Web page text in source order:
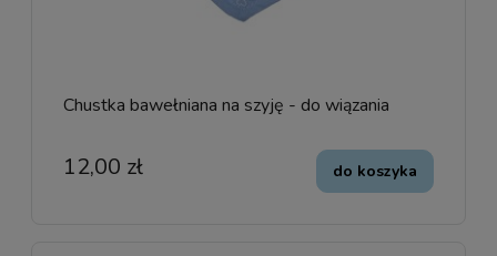
Chustka bawełniana na szyję - do wiązania
12,00 zł do koszyka